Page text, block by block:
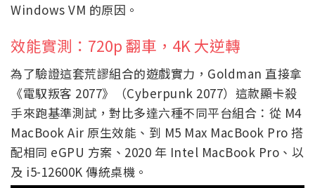
Windows VM 的原因。
效能實測：720p 翻車，4K 大逆轉
為了驗證這套荒謬組合的遊戲實力，Goldman 直接拿
《電馭叛客 2077》（Cyberpunk 2077）這款顯卡殺
手來跑基準測試，對比多達六種不同平台組合：從 M4
MacBook Air 原生效能、到 M5 Max MacBook Pro 搭
配相同 eGPU 方案、2020 年 Intel MacBook Pro、以
及 i5-12600K 傳統桌機。